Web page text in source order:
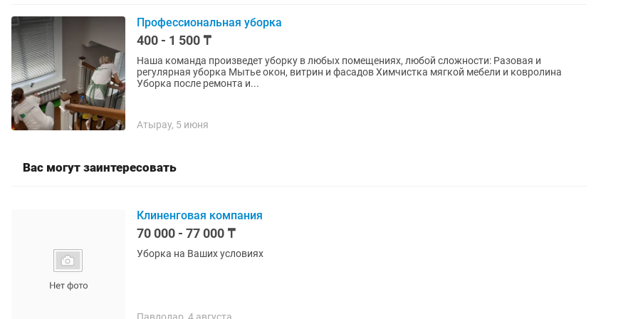
Профессиональная уборка
400 - 1 500 ₸
Наша команда произведет уборку в любых помещениях, любой сложности: Разовая и
регулярная уборка Мытье окон, витрин и фасадов Химчистка мягкой мебели и ковролина
Уборка после ремонта и...
Атырау, 5 июня
Вас могут заинтересовать
Клиненговая компания
70 000 - 77 000 ₸
Уборка на Ваших условиях